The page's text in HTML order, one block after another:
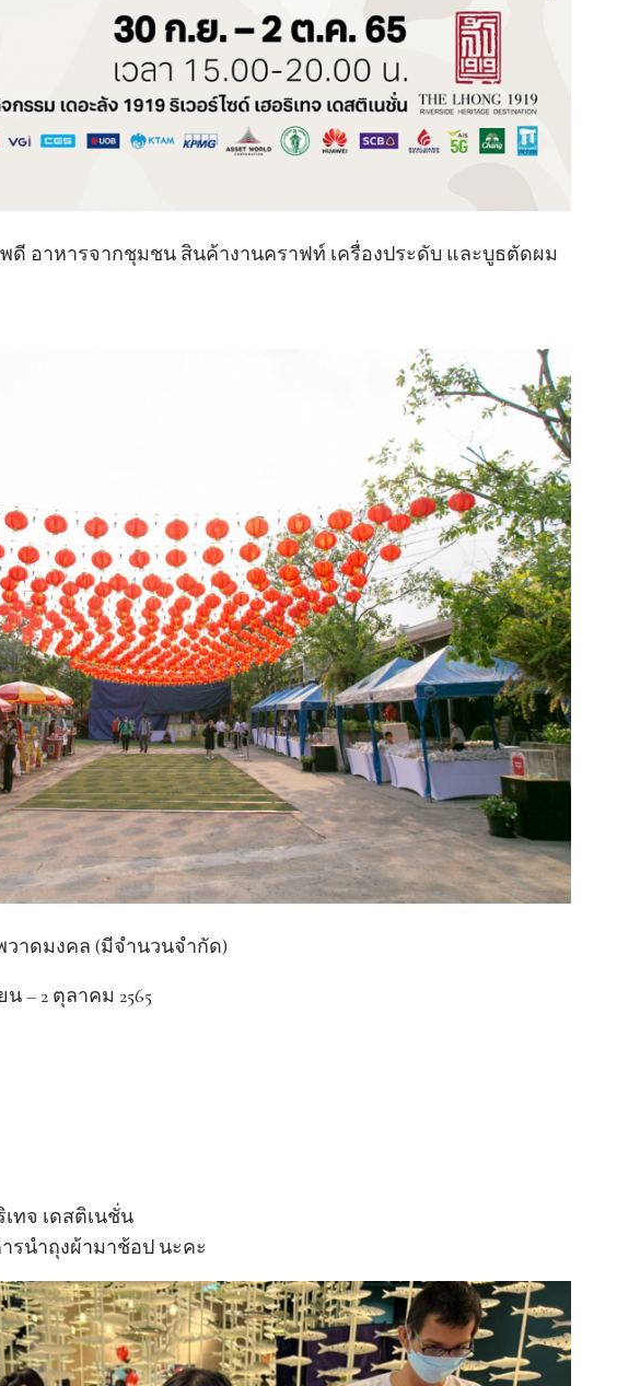
อาหารจากชุมชน สินค้างานคราฟท์ เครื่องประดับ และบูธตัดผม
าดมงคล (มีจำนวนจำกัด)
– 2 ตุลาคม 2565
เทจ เดสติเนชั่น
รนำถุงผ้ามาช้อป นะคะ